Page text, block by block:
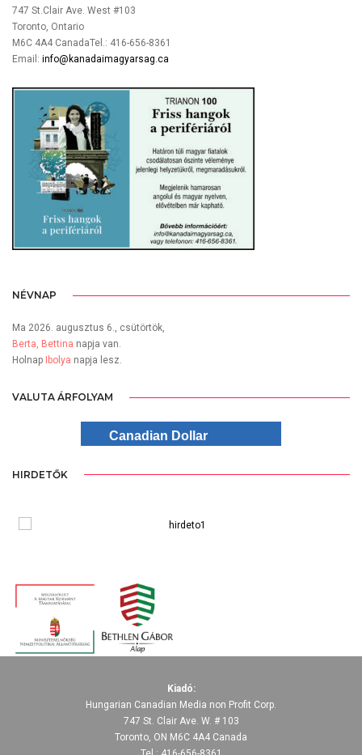
747 St.Clair Ave. West #103
Toronto, Ontario
M6C 4A4 CanadaTel.: 416-656-8361
Email: info@kanadaimagyarsag.ca
NÉVNAP
Ma 2026. augusztus 6., csütörtök,
Berta, Bettina napja van.
Holnap Ibolya napja lesz.
VALUTA ÁRFOLYAM
Canadian Dollar
HIRDETŐK
Kiadó:
Hungarian Canadian Media non Profit Corp.
747 St. Clair Ave. W. # 103
Toronto, ON M6C 4A4 Canada